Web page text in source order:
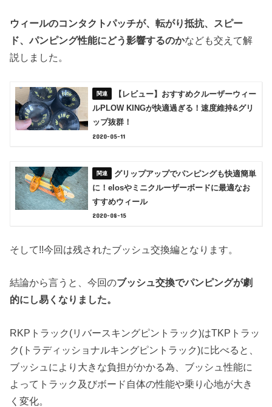
ウィールのコンタクトパッチが、転がり抵抗、スピー
ド、パンピング性能にどう影響するのかなども交えて解
説しました。
【レビュー】おすすめクルーザーウィー
ルPLOW KINGが快適過ぎる！速度維持&グリ
ップ抜群！
2020-05-11
グリップアップでパンピングも快適簡単
に！elosやミニクルーザーボードに最適なお
すすめウィール
2020-08-15
そして!!今回は残されたブッシュ交換編となります。
結論から言うと、今回のブッシュ交換でパンピングが劇
的にし易くなりました。
RKPトラック(リバースキングピントラック)はTKPトラッ
ク(トラディッショナルキングピントラック)に比べると、
ブッシュにより大きな負担がかかる為、ブッシュ性能に
よってトラック及びボード自体の性能や乗り心地が大き
く変化。